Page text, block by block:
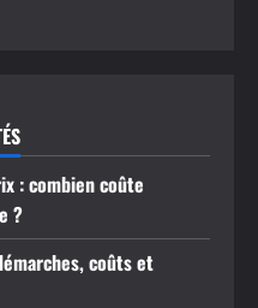
: combien coûte
?
coûts et